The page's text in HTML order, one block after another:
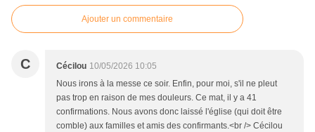
Ajouter un commentaire
C Cécilou 10/05/2026 10:05
Nous irons à la messe ce soir. Enfin, pour moi, s'il ne pleut
pas trop en raison de mes douleurs. Ce mat, il y a 41
confirmations. Nous avons donc laissé l'église (qui doit être
comble) aux familles et amis des confirmants.<br /> Cécilou